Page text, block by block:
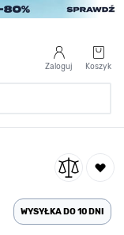
Zaloguj Koszyk
WYSYŁKA DO 10 DNI